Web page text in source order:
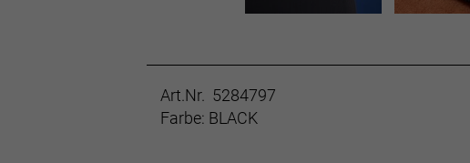
Art.Nr. 5284797
Farbe: BLACK